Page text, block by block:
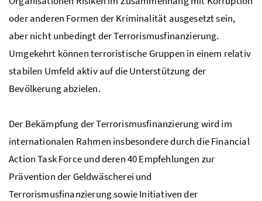
oder anderen Formen der Kriminalität ausgesetzt sein,
aber nicht unbedingt der Terrorismusfinanzierung.
Umgekehrt können terroristische Gruppen in einem relativ
stabilen Umfeld aktiv auf die Unterstützung der
Bevölkerung abzielen.
Der Bekämpfung der Terrorismusfinanzierung wird im
internationalen Rahmen insbesondere durch dieFinancial
Action Task Forceund deren 40 Empfehlungen zur
Prävention der Geldwäscherei und
Terrorismusfinanzierung sowie Initiativen der